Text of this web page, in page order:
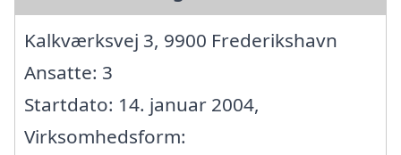
Kalkværksvej 3, 9900 Frederikshavn
Ansatte: 3
Startdato: 14. januar 2004,
Virksomhedsform: